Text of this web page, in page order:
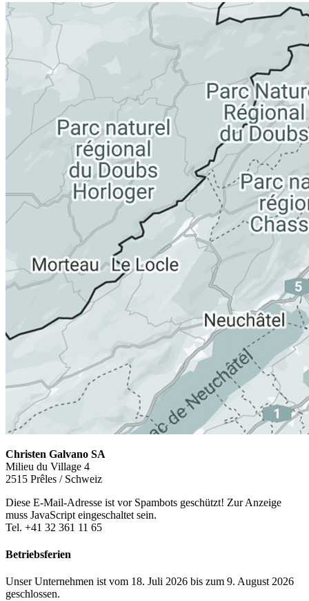
Christen Galvano SA
Milieu du Village 4
2515 Prêles / Schweiz
Diese E-Mail-Adresse ist vor Spambots geschützt! Zur Anzeige
muss JavaScript eingeschaltet sein.
Tel. +41 32 361 11 65
Betriebsferien
Unser Unternehmen ist vom 18. Juli 2026 bis zum 9. August 2026
geschlossen.